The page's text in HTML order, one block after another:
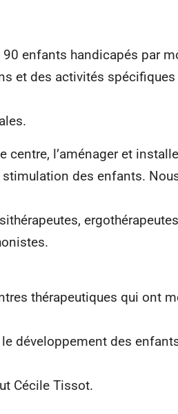
enfants handicapés par
et des activités spécifiques
centre, l’aménager et
des enfants.
thérapeutiques qui ont
développement des
Cécile Tissot.